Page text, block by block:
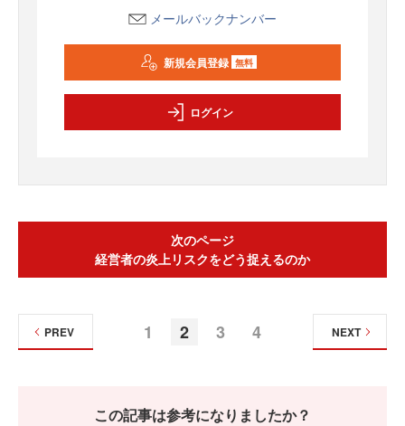
メールバックナンバー
新規会員登録 無料
ログイン
次のページ
経営者の炎上リスクをどう捉えるのか
1 2 3 4
PREV NEXT
この記事は参考になりましたか？